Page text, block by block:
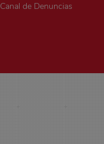
Canal de Denuncias